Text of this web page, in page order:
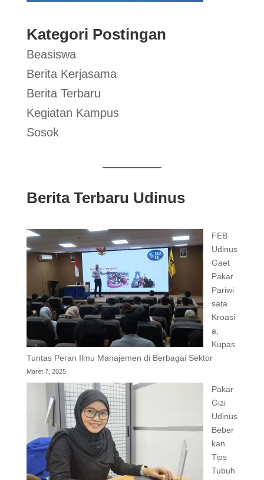
Kategori Postingan
Beasiswa
Berita Kerjasama
Berita Terbaru
Kegiatan Kampus
Sosok
Berita Terbaru Udinus
FEB
Udinus
Gaet
Pakar
Pariwi
sata
Kroasi
a,
Kupas
Tuntas Peran Ilmu Manajemen di Berbagai Sektor
Maret 7, 2025
Pakar
Gizi
Udinus
Beber
kan
Tips
Tubuh